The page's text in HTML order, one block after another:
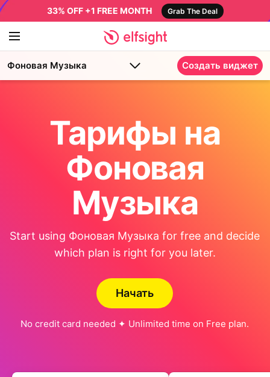
33% OFF +1 FREE MONTH Grab The Deal
Фоновая Музыка Создать виджет
Тарифы на
Фоновая
Музыка
Start using Фоновая Музыка for free and decide
which plan is right for you later.
Начать
No credit card needed ✦ Unlimited time on Free plan.